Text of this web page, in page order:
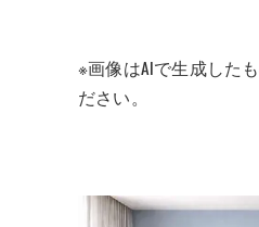
※画像はAIで生成した
ださい。